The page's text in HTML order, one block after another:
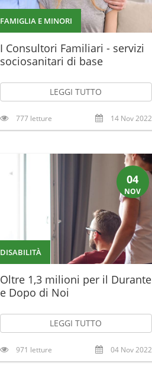
FAMIGLIA E MINORI
I Consultori Familiari - servizi
sociosanitari di base
LEGGI TUTTO
777 letture 14 Nov 2022
04
NOV
DISABILITÀ
Oltre 1,3 milioni per il Durante
e Dopo di Noi
LEGGI TUTTO
971 letture 04 Nov 2022